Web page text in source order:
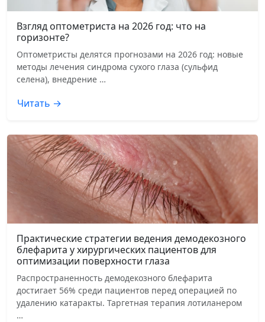
Взгляд оптометриста на 2026 год: что на
горизонте?
Оптометристы делятся прогнозами на 2026 год: новые
методы лечения синдрома сухого глаза (сульфид
селена), внедрение …
Читать →
Практические стратегии ведения демодекозного
блефарита у хирургических пациентов для
оптимизации поверхности глаза
Распространенность демодекозного блефарита
достигает 56% среди пациентов перед операцией по
удалению катаракты. Таргетная терапия лотиланером
…